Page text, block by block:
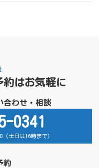
約はお気軽に
合わせ・相談
0341
(土日は16時まで)
約